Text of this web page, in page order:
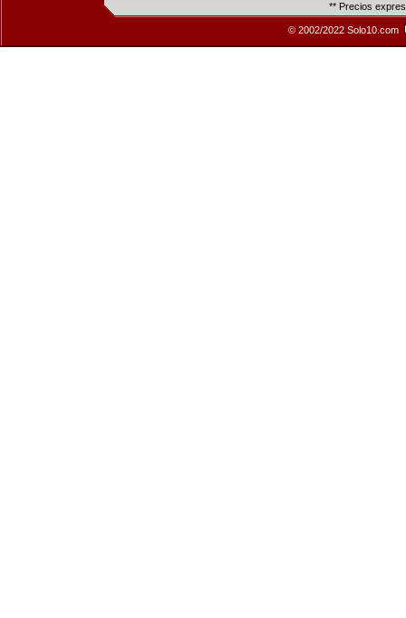
** Precios
© 2002/2022 Solo10.com